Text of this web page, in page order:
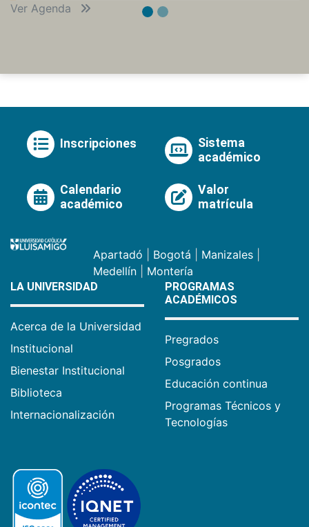
Ver Agenda
Inscripciones
Sistema
académico
Calendario
académico
Valor
matrícula
Apartadó Bogotá Manizales
Medellín
Montería
LA UNIVERSIDAD
Acerca de la Universidad
Institucional
Bienestar Institucional
Biblioteca
Internacionalización
PROGRAMAS
ACADÉMICOS
Pregrados
Posgrados
Educación continua
Programas Técnicos y
Tecnologías